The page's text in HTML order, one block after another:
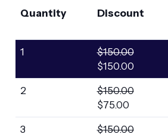
Quantity Discount
1 $150.00
$150.00
2 $150.00
$75.00
3 $150.00